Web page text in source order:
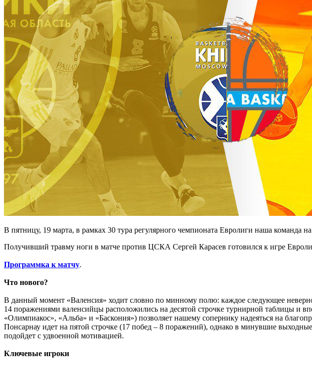
В пятницу, 19 марта, в рамках 30 тура регулярного чемпионата Евролиги наша
Получивший травму ноги в матче против ЦСКА Сергей Карасев готовился к игре
Программка к матчу.
Что нового?
В данный момент «Валенсия» ходит словно по минному полю: каждое следующее
14 поражениями валенсийцы расположились на десятой строчке турнирной таблицы и
«Олимпиакос», «Альба» и «Баскония») позволяет нашему сопернику надеяться на
Понсарнау идет на пятой строчке (17 побед – 8 поражений), однако в минувшие
подойдет с удвоенной мотивацией.
Ключевые игроки